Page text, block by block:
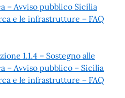
– Avviso pubblico Sicilia
e le infrastrutture – FAQ
1.1.4 – Sostegno alle
– Avviso pubblico – Sicilia
e le infrastrutture – FAQ